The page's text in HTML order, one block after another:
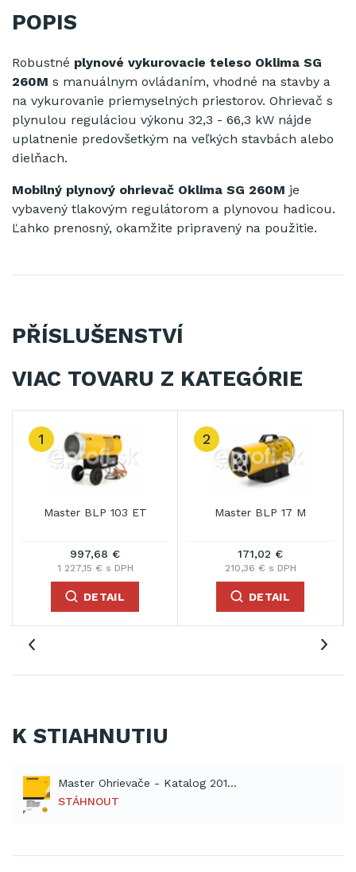
POPIS
Robustné plynové vykurovacie teleso Oklima SG
260M s manuálnym ovládaním, vhodné na stavby a
na vykurovanie priemyselných priestorov. Ohrievač s
plynulou reguláciou výkonu 32,3 - 66,3 kW nájde
uplatnenie predovšetkým na veľkých stavbách alebo
dielňach.
Mobilný plynový ohrievač Oklima SG 260M je
vybavený tlakovým regulátorom a plynovou hadicou.
Ľahko prenosný, okamžite pripravený na použitie.
PŘÍSLUŠENSTVÍ
VIAC TOVARU Z KATEGÓRIE
1
Master BLP 103 ET
997,68 €
1 227,15 € s DPH
DETAIL
2
Master BLP 17 M
171,02 €
210,36 € s DPH
DETAIL
K STIAHNUTIU
Master Ohrievače - Katalog 2016 - 2017 (PDF)
STÁHNOUT